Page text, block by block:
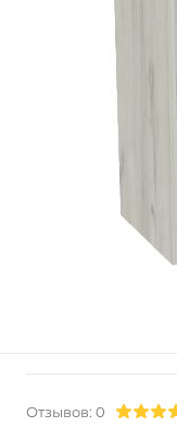
Отзывов: 0